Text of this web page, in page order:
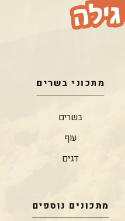
מתכוני בשרים
בשרים
עוף
דגים
מתכונים נוספים